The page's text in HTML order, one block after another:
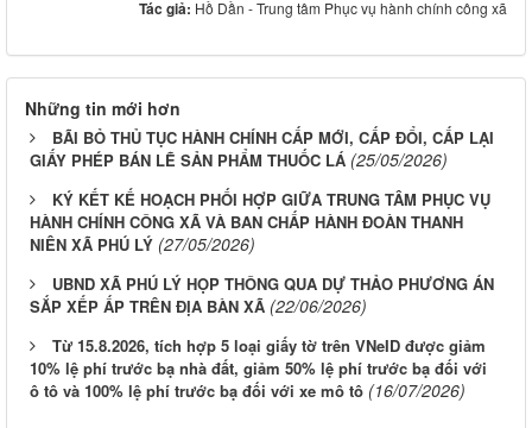
Tác giả: Hồ Dần - Trung tâm Phục vụ hành chính công xã
Những tin mới hơn
BÃI BỎ THỦ TỤC HÀNH CHÍNH CẤP MỚI, CẤP ĐỔI, CẤP LẠI
GIẤY PHÉP BÁN LẼ SẢN PHẨM THUỐC LÁ (25/05/2026)
KÝ KẾT KẾ HOẠCH PHỐI HỢP GIỮA TRUNG TÂM PHỤC VỤ
HÀNH CHÍNH CÔNG XÃ VÀ BAN CHẤP HÀNH ĐOÀN THANH
NIÊN XÃ PHÚ LÝ (27/05/2026)
UBND XÃ PHÚ LÝ HỌP THÔNG QUA DỰ THẢO PHƯƠNG ÁN
SẮP XẾP ẤP TRÊN ĐỊA BÀN XÃ (22/06/2026)
Từ 15.8.2026, tích hợp 5 loại giấy tờ trên VNeID được giảm
10% lệ phí trước bạ nhà đất, giảm 50% lệ phí trước bạ đối với
ô tô và 100% lệ phí trước bạ đối với xe mô tô (16/07/2026)